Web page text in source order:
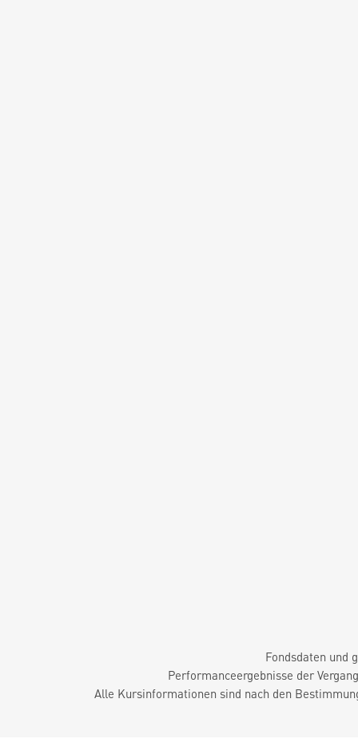
Fondsdaten und
Performanceergebnisse der
Alle Kursinformationen sind nach den